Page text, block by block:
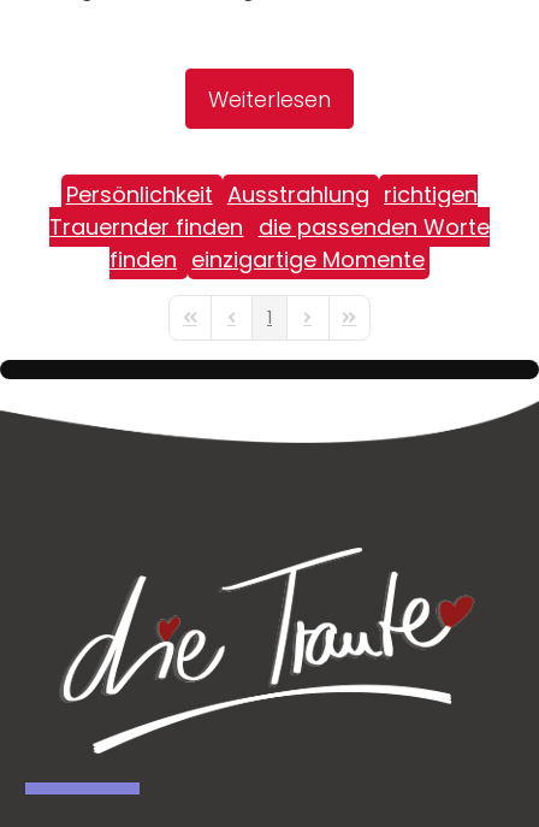
Weiterlesen
Persönlichkeit Ausstrahlung richtigen
Trauernder finden die passenden Worte
finden einzigartige Momente
First PagePrevious Page
1 Next PageLast Page